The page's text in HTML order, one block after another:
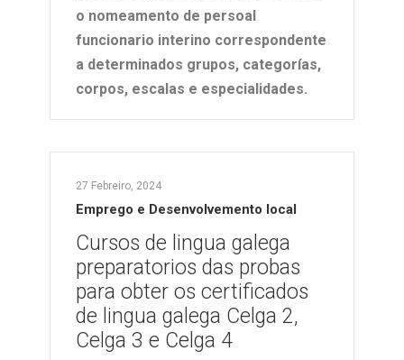
o nomeamento de persoal
funcionario interino correspondente
a determinados grupos, categorías,
corpos, escalas e especialidades.
27 Febreiro, 2024
Emprego e Desenvolvemento local
Cursos de lingua galega
preparatorios das probas
para obter os certificados
de lingua galega Celga 2,
Celga 3 e Celga 4